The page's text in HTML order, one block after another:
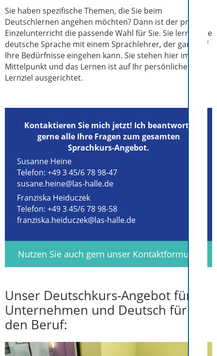
Sie haben spezifische Themen, die Sie beim
Deutschlernen angehen möchten? Dann ist der private
Einzelunterricht die passende Wahl für Sie. Sie lernen die
deutsche Sprache mit einem Sprachlehrer, der ganz auf
Ihre Bedürfnisse eingehen kann. Sie stehen hier im
Mittelpunkt und das Lernen ist auf Ihr persönliches
Lernziel ausgerichtet.
Kontaktieren Sie mich jetzt! Ich beantworte
gerne alle Ihre Fragen zum gesamten
Sprachkurs-Angebot.
Susanne Heine
Telefon: +49 3 45/6 78 98-47
susane.heine@las-halle.de
Franziska Heiduczek
Telefon: +49 3 45/6 78 98-58
franziska.heiduczek@las-halle.de
Nutzen Sie auch gern unser Kontaktformular
Unser Deutschkurs-Angebot für
Unternehmen und Deutsch für
den Beruf: